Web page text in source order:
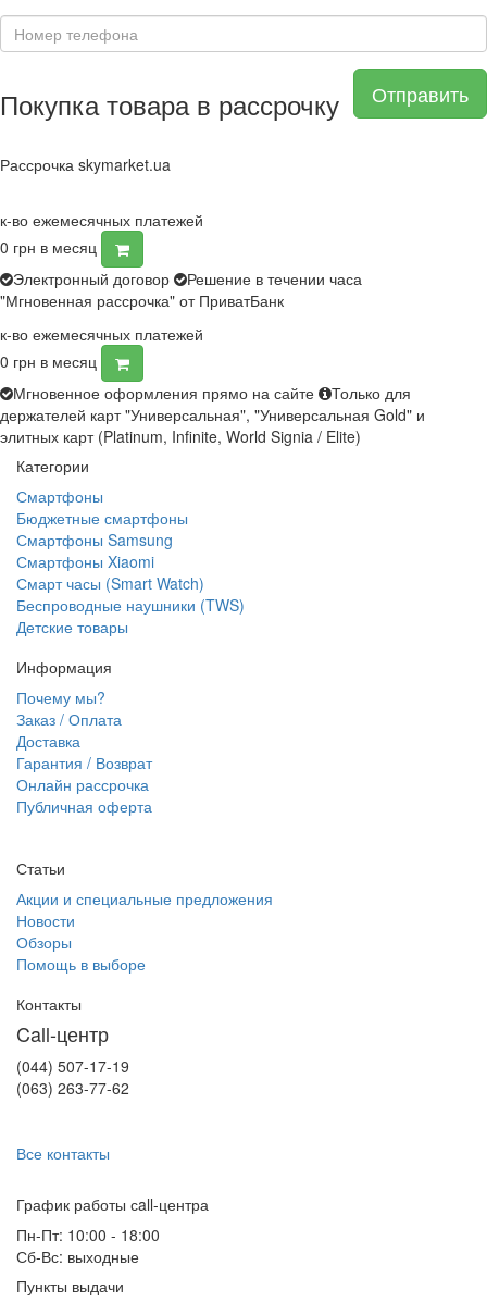
Отправить
Покупка товара в рассрочку
Рассрочка skymarket.ua
к-во ежемесячных платежей
0 грн в месяц
Электронный договор
Решение в течении часа
"Мгновенная рассрочка" от ПриватБанк
к-во ежемесячных платежей
0 грн в месяц
Мгновенное оформления прямо на сайте
Только для
держателей карт "Универсальная", "Универсальная Gold" и
элитных карт (Platinum, Infinite, World Signia / Elite)
Категории
Смартфоны
Бюджетные смартфоны
Смартфоны Samsung
Смартфоны Xiaomi
Смарт часы (Smart Watch)
Беспроводные наушники (TWS)
Детские товары
Информация
Почему мы?
Заказ / Оплата
Доставка
Гарантия / Возврат
Онлайн рассрочка
Публичная оферта
Статьи
Акции и специальные предложения
Новости
Обзоры
Помощь в выборе
Контакты
Call-центр
(044) 507-17-19
(063) 263-77-62
Все контакты
График работы сall-центра
Пн-Пт: 10:00 - 18:00
Сб-Вс: выходные
Пункты выдачи